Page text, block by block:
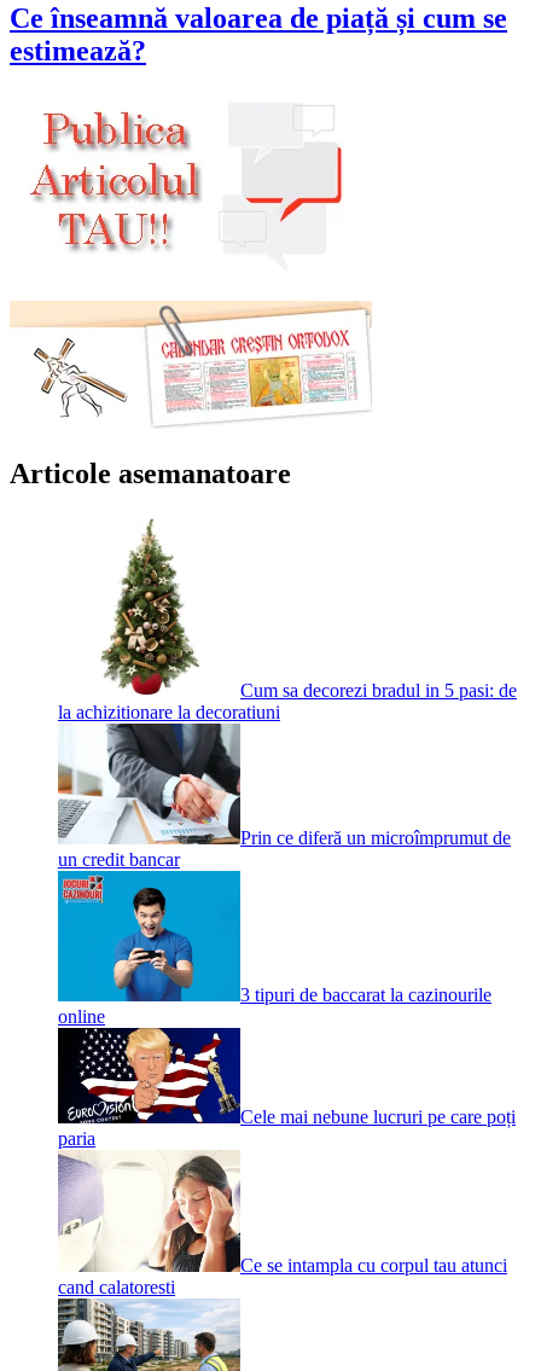
Ce înseamnă valoarea de piață și cum se
estimează?
Articole asemanatoare
Cum sa decorezi bradul in 5 pasi: de
la achizitionare la decoratiuni
Prin ce diferă un microîmprumut de
un credit bancar
3 tipuri de baccarat la cazinourile
online
Cele mai nebune lucruri pe care poți
paria
Ce se intampla cu corpul tau atunci
cand calatoresti